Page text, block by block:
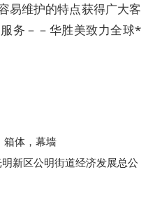
易维护的特点获得广大客
务－－华胜美致力全球*
箱体，幕墙
新区公明街道经济发展总公